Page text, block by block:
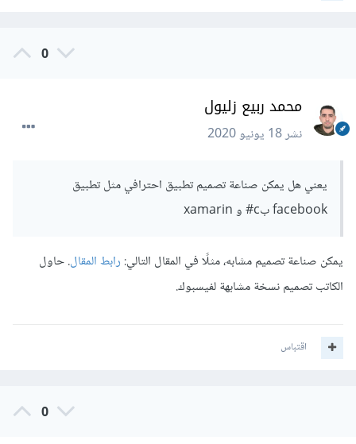
0
محمد ربيع زليول
نشر18 يونيو 2020
يعني هل يمكن صناعة تصميم تطبيق احترافي مثل تطبيق
facebook بc# و xamarin
يمكن صناعة تصميم مشابه، مثلًا في المقال التالي: رابط المقال. حاول
الكاتب تصميم نسخة مشابهة لفيسبوك.
اقتباس
0